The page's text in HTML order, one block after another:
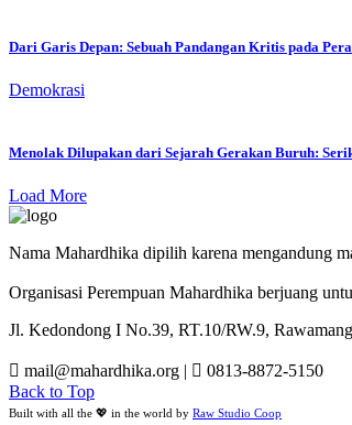
Dari Garis Depan: Sebuah Pandangan Kritis pada
Demokrasi
Menolak Dilupakan dari Sejarah Gerakan Buruh:
Load More
Nama Mahardhika dipilih karena mengandung
Organisasi Perempuan Mahardhika berjuang
Jl. Kedondong I No.39, RT.10/RW.9,
mail@mahardhika.org |
0813-8872-5150
Back to Top
Built with all the 💖 in the world by Raw Studio Coop